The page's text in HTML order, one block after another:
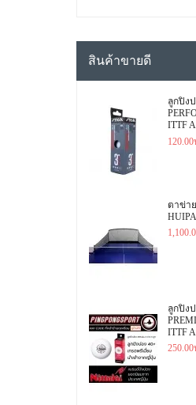
สินค้าขายดี
ลูกปิง
ITTF
3 ลูก)
ตาข่า
ลูกปิง
ITTF